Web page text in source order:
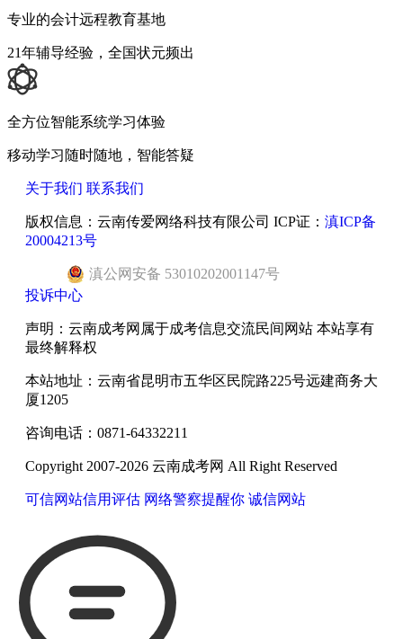
专业的会计远程教育基地
21年辅导经验，全国状元频出
全方位智能系统学习体验
移动学习随时随地，智能答疑
关于我们 联系我们
版权信息：云南传爱网络科技有限公司 ICP证： 滇ICP备
20004213号
滇公网安备 53010202001147号
投诉中心
声明：云南成考网属于成考信息交流民间网站 本站享有
最终解释权
本站地址：云南省昆明市五华区民院路225号远建商务大
厦1205
咨询电话：0871-64332211
Copyright 2007-2026 云南成考网 All Right Reserved
可信网站信用评估 网络警察提醒你 诚信网站